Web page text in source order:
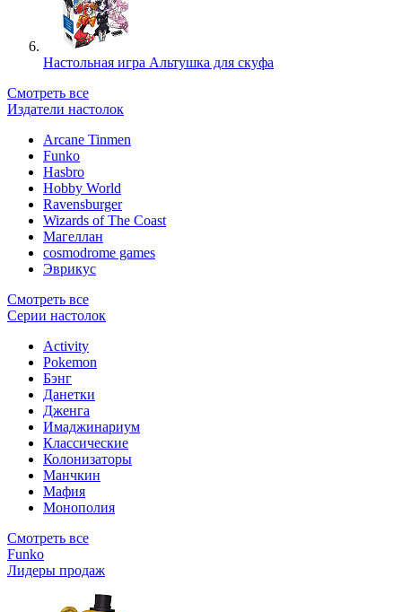
Настольная игра Альтушка для скуфа
Смотреть все
Издатели настолок
Arcane Tinmen
Funko
Hasbro
Hobby World
Ravensburger
Wizards of The Coast
Магеллан
сosmodrome games
Эврикус
Смотреть все
Серии настолок
Activity
Pokemon
Бэнг
Данетки
Дженга
Имаджинариум
Классические
Колонизаторы
Манчкин
Мафия
Монополия
Смотреть все
Funko
Лидеры продаж